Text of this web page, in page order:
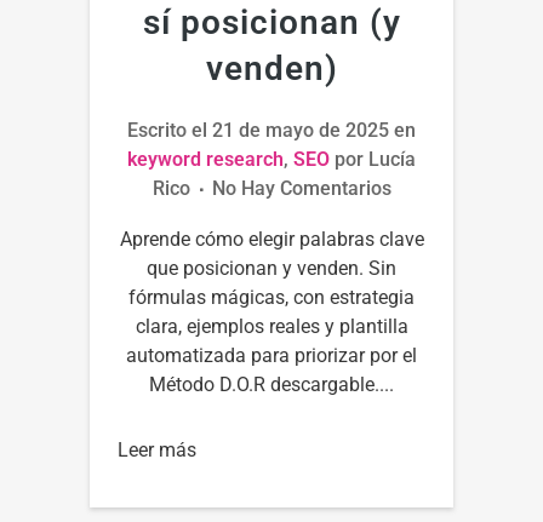
sí posicionan (y
venden)
Escrito el 21 de mayo de 2025 en
keyword research, SEO por Lucía
Rico
No Hay Comentarios
Aprende cómo elegir palabras clave
que posicionan y venden. Sin
fórmulas mágicas, con estrategia
clara, ejemplos reales y plantilla
automatizada para priorizar por el
Método D.O.R descargable....
Leer más